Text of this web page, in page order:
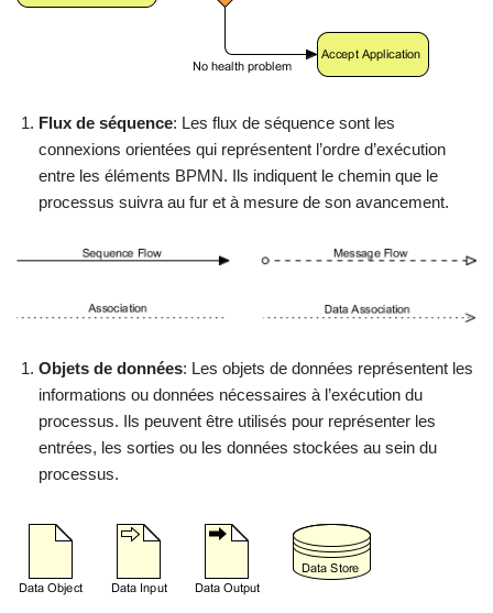
Flux de séquence: Les flux de séquence sont les
connexions orientées qui représentent l’ordre d’exécution
entre les éléments BPMN. Ils indiquent le chemin que le
processus suivra au fur et à mesure de son avancement.
Objets de données: Les objets de données représentent les
informations ou données nécessaires à l’exécution du
processus. Ils peuvent être utilisés pour représenter les
entrées, les sorties ou les données stockées au sein du
processus.